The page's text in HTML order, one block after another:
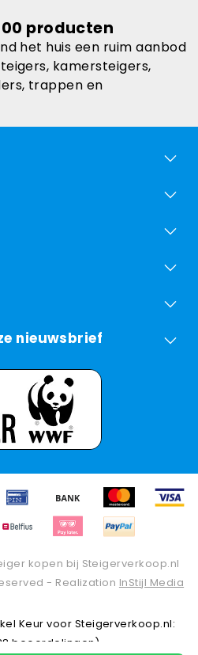
producten
het huis een ruim aanbod
kamersteigers,
trappen en
nieuwsbrief
kopen bij Steigerverkoop.nl
- Realization InStijl Media
Keur voor Steigerverkoop.nl:
beoordelingen)